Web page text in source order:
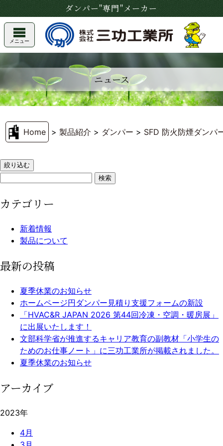
ダンパー"専門"メーカー
メニュー
ニュース
Home >製品紹介 > ダンパー > SFD 防火防煙ダンパ
絞り込む
カテゴリー
新着情報
製品について
最新の投稿
夏季休業のお知らせ
ホームページ円ダンパー見積り支援フォームの新設
「HVAC&R JAPAN 2026 第44回冷凍・空調・暖房展」
に出展いたします！
文部科学省が推進するキャリア教育の副教材「小学生の
ためのお仕事ノート」に三功工業所が掲載されました。
夏季休業のお知らせ
アーカイブ
2023年
4月